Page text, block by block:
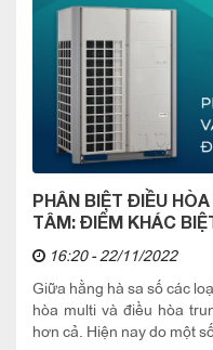
PHÂN BIỆT ĐIỀU
TÂM: ĐIỂM KHÁC
16:20 - 22/11/2022
Giữa hằng hà sa số các
hòa multi và điều hòa
hơn cả. Hiện nay do một